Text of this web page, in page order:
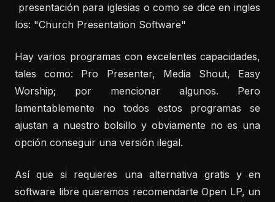
presentación para iglesias o como se dice en ingles
los: "Church Presentation Software"
Hay varios programas con excelentes capacidades,
tales como: Pro Presenter, Media Shout, Easy
Worship; por mencionar algunos. Pero
lamentablemente no todos estos programas se
ajustan a nuestro bolsillo y obviamente no es una
opción conseguir una versión ilegal.
Así que si requieres una alternativa gratis y en
software libre queremos recomendarte Open LP, un